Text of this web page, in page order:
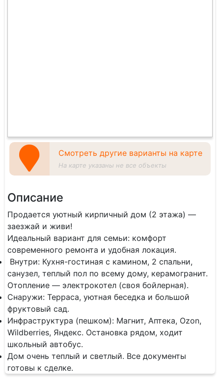
Смотреть другие варианты на карте
На карте указаны не все объекты
Описание
Продается уютный кирпичный дом (2 этажа) —
заезжай и живи!
​Идеальный вариант для семьи: комфорт
современного ремонта и удобная локация.
​ Внутри: Кухня-гостиная с камином, 2 спальни,
санузел, теплый пол по всему дому, керамогранит.
Отопление — электрокотел (своя бойлерная).
Снаружи: Терраса, уютная беседка и большой
фруктовый сад.
Инфраструктура (пешком): Магнит, Аптека, Ozon,
Wildberries, Яндекс. Остановка рядом, ходит
школьный автобус.
​Дом очень теплый и светлый. Все документы
готовы к сделке.